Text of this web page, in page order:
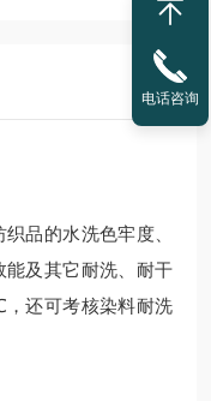
品的水洗色牢度、
及其它耐洗、耐干
还可考核染料耐洗
电话咨询